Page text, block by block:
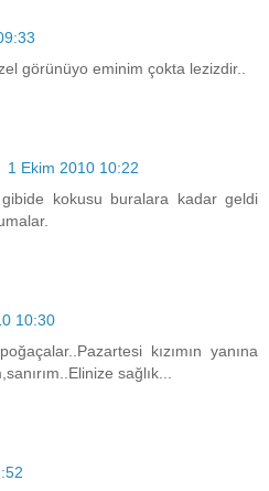
görünüyo eminim çokta lezizdir..
1 Ekim 2010 10:22
kokusu buralara kadar geldi
10:30
kızımın yanına
sağlık...